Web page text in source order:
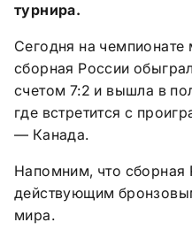
турнира.
Сегодня на
сборная России
счетом 7:2 и вышла в
где встретится с
— Канада.
Напомним, что сборная
действующим
мира.